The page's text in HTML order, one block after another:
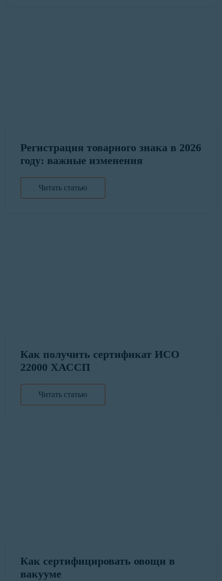
Регистрация товарного знака в 2026
году: важные изменения
Читать статью
Как получить сертификат ИСО
22000 ХАССП
Читать статью
Как сертифицировать овощи в
вакууме